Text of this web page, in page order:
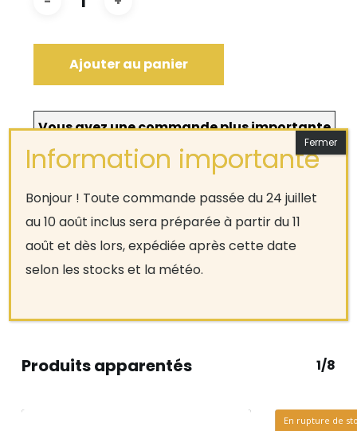
Ajouter au panier
Vous avez une commande plus importante
en terme de quantités à faire ou bien vous
désirez une commande entreprise ?
N’hésitez pas àcontacter le magasin pour une
commande sur mesure.
Produits apparentés 1/8
En rupture de
Bonjour ! Toute commande passée du 24 juillet
au 10 août inclus sera préparée à partir du 11
août et dès lors, expédiée après cette date
selon les stocks et la météo.